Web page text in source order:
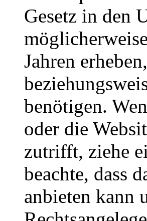
Gesetz in den
Jahren
benötigen.
oder die
zutrifft, ziehe
beachte, dass
anbieten kann